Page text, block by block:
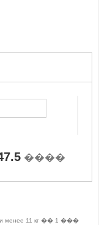
����
менее 11 кг �� 1 ���